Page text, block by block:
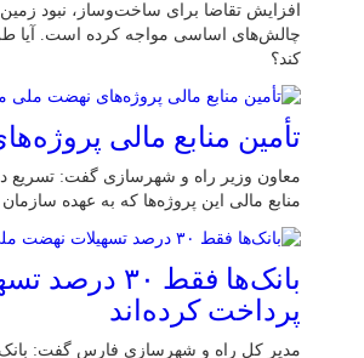
افزایش تقاضا برای ساخت‌وساز، نبود
چالش‌های اساسی مواجه کرده است. آیا
کند؟
تأمین منابع مالی
معاون وزیر راه و شهرسازی گفت:
منابع مالی این پروژه‌ها که به عهده
بانک‌ها
پرداخت کرده‌اند
مدیر کل راه و شهرسازی فارس گفت: